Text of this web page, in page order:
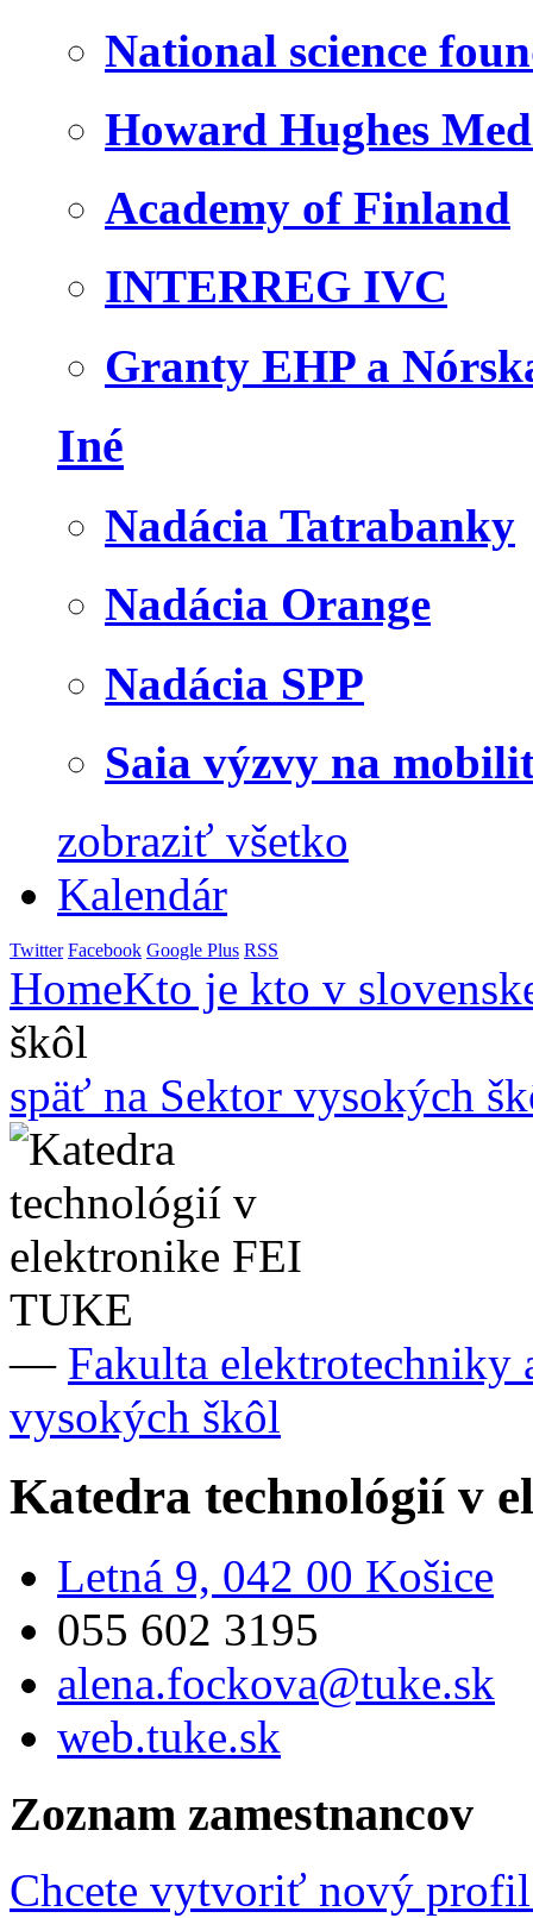
National science
Howard Hughes
Academy of Finland
INTERREG IVC
Granty EHP a
Iné
Nadácia Tatrabanky
Nadácia Orange
Nadácia SPP
Saia výzvy na
zobraziť všetko
Kalendár
Twitter Facebook Google Plus RSS
HomeKto je kto v
škôl
späť na Sektor vysokých
— Fakulta
vysokých škôl
Katedra technológií v
Letná 9, 042 00 Košice
055 602 3195
alena.fockova@tuke.sk
web.tuke.sk
Zoznam zamestnancov
Chcete vytvoriť nový